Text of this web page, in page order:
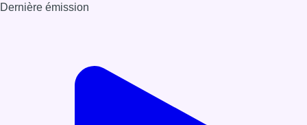
Dernière émission